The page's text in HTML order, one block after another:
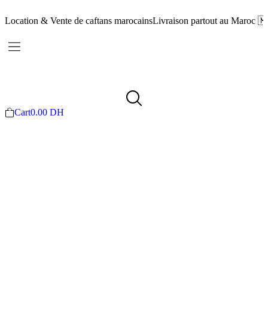
Location & Vente de caftans marocainsLivraison partout au Maroc
Cart0.00 DH